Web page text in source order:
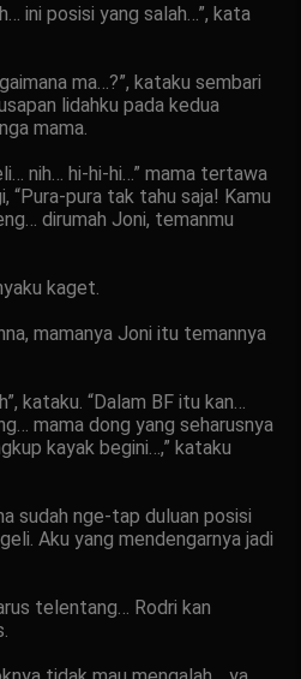
ini posisi yang salah…”, kata
ma…?”, kataku sembari
lidahku pada kedua
mama.
nih… hi-hi-hi…” mama tertawa
“Pura-pura tak tahu saja! Kamu
dirumah Joni, temanmu
kaget.
mamanya Joni itu temannya
kataku. “Dalam BF itu kan…
mama dong yang seharusnya
kayak begini…,” kataku
sudah nge-tap duluan posisi
Aku yang mendengarnya jadi
telentang… Rodri kan